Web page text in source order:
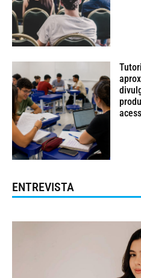
ENTREVISTA